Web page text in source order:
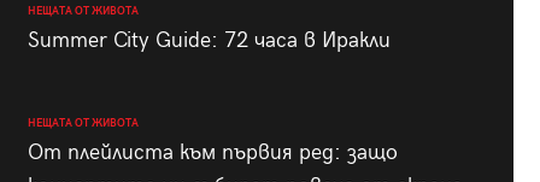
НЕЩАТА ОТ ЖИВОТА
Summer City Guide: 72 часа в Иракли
НЕЩАТА ОТ ЖИВОТА
От плейлиста към първия ред: защо